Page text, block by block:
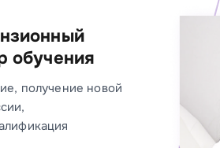
обучения
получение новой